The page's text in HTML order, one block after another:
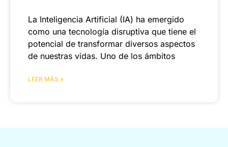
La Inteligencia Artificial (IA) ha emergido
como una tecnología disruptiva que tiene el
potencial de transformar diversos aspectos
de nuestras vidas. Uno de los ámbitos
LEER MÁS »